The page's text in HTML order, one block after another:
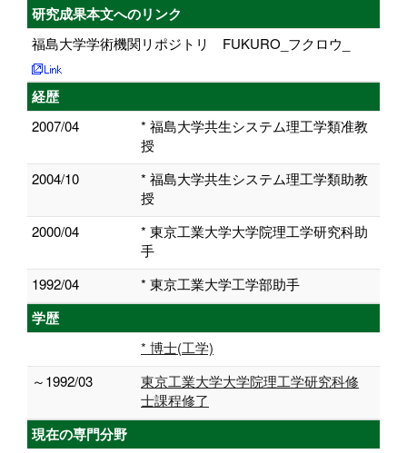
研究成果本文へのリンク
福島大学学術機関リポジトリ FUKURO_フクロウ_
経歴
2007/04
* 福島大学共生システム理工学類准教
授
2004/10
* 福島大学共生システム理工学類助教
授
2000/04
* 東京工業大学大学院理工学研究科助
手
1992/04
* 東京工業大学工学部助手
学歴
* 博士(工学)
～1992/03
東京工業大学大学院理工学研究科修
士課程修了
現在の専門分野